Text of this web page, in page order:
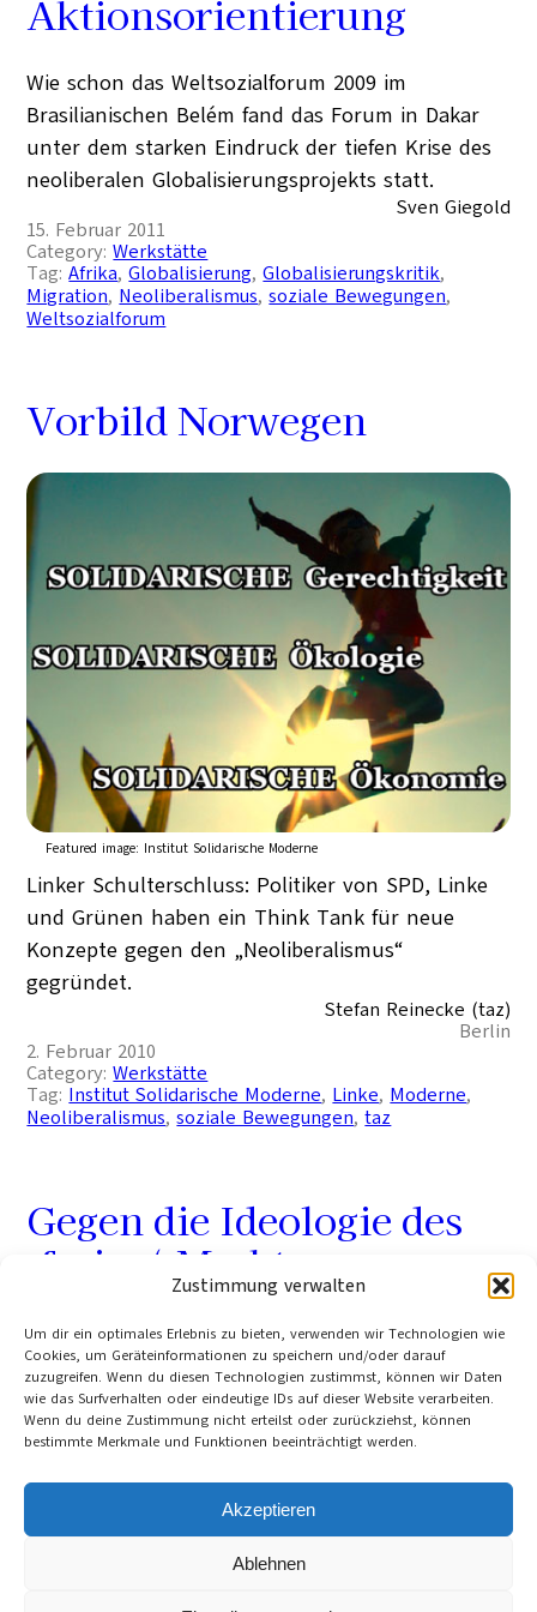
Zustimmung verwalten
Um dir ein optimales Erlebnis zu bieten, verwenden wir Technologien wie
Cookies, um Geräteinformationen zu speichern und/oder darauf
zuzugreifen. Wenn du diesen Technologien zustimmst, können wir Daten
wie das Surfverhalten oder eindeutige IDs auf dieser Website verarbeiten.
Wenn du deine Zustimmung nicht erteilst oder zurückziehst, können
bestimmte Merkmale und Funktionen beeinträchtigt werden.
Akzeptieren
Ablehnen
Aktionsorientierung
Wie schon das Weltsozialforum 2009 im
Brasilianischen Belém fand das Forum in Dakar
unter dem starken Eindruck der tiefen Krise des
neoliberalen Globalisierungsprojekts statt.
Sven Giegold
15. Februar 2011
Category:Werkstätte
Tag:Afrika, Globalisierung, Globalisierungskritik
Migration, Neoliberalismus, soziale Bewegungen
Weltsozialforum
Vorbild Norwegen
Featured image: Institut Solidarische Moderne
Linker Schulterschluss: Politiker von SPD, Linke
und Grünen haben ein Think Tank für neue
Konzepte gegen den „Neoliberalismus“
gegründet.
Stefan Reinecke (taz)
Berlin
2. Februar 2010
Category:Werkstätte
Tag: Institut Solidarische Moderne, Linke, Moderne
Neoliberalismus, soziale Bewegungen, taz
Gegen die Ideologie des
‚freien‘ Marktes
Immer mehr Kritiker des Neoliberalismus melden
sich zu Wort.
Leif Allendorf
Berlin
2. November 2006
Category:Global, Denkanstöße
Neoliberalismus
Wirtschaftspolitik